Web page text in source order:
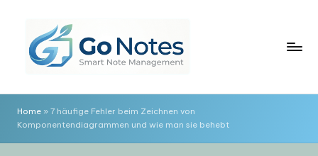
content
o
N
Home » 7 häufige Fehler beim Zeichnen von
Komponentendiagrammen und wie man sie behebt